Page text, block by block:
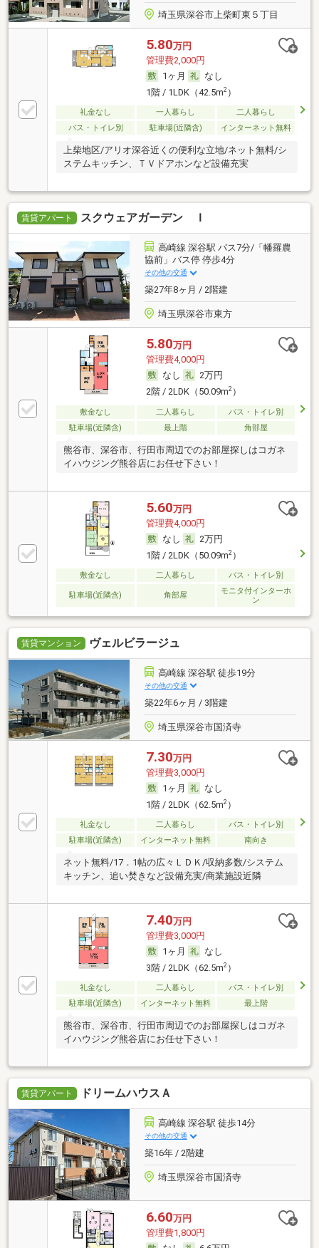
埼玉県深谷市上柴町東５丁目
5.80万円
管理費2,000円
1ヶ月
なし
1階 / 1LDK（42.5m2）
礼金なし 一人暮らし
二人暮らし
バス・トイレ別
駐車場(近隣含) インターネット無料
上柴地区/アリオ深谷近くの便利な立地/ネット無料/シ
ステムキッチン、ＴＶドアホンなど設備充実
賃貸アパート スクウェアガーデン Ｉ
高崎線 深谷駅 バス7分/「幡羅農
協前」バス停 停歩4分
その他の交通
築27年8ヶ月 / 2階建
埼玉県深谷市東方
5.80万円
管理費4,000円
なし
2万円
2階 / 2LDK（50.09m2）
敷金なし 二人暮らし
バス・トイレ別
駐車場(近隣含)
最上階 角部屋
熊谷市、深谷市、行田市周辺でのお部屋探しはコガネ
イハウジング熊谷店にお任せ下さい！
5.60万円
管理費4,000円
なし
2万円
1階 / 2LDK（50.09m2）
敷金なし 二人暮らし バス・トイレ別
駐車場(近隣含) 角部屋
モニタ付インターホ
ン
賃貸マンション ヴェルビラージュ
高崎線 深谷駅 徒歩19分
その他の交通
築22年6ヶ月 / 3階建
埼玉県深谷市国済寺
7.30万円
管理費3,000円
1ヶ月
なし
1階 / 2LDK（62.5m2）
礼金なし 二人暮らし
バス・トイレ別
駐車場(近隣含)
インターネット無料 南向き
ネット無料/17．1帖の広々ＬＤＫ/収納多数/システム
キッチン、追い焚きなど設備充実/商業施設近隣
7.40万円
管理費3,000円
1ヶ月
なし
3階 / 2LDK（62.5m2）
礼金なし 二人暮らし
バス・トイレ別
駐車場(近隣含)
インターネット無料 最上階
熊谷市、深谷市、行田市周辺でのお部屋探しはコガネ
イハウジング熊谷店にお任せ下さい！
賃貸アパート ドリームハウスＡ
高崎線 深谷駅 徒歩14分
その他の交通
築16年 / 2階建
埼玉県深谷市国済寺
6.60万円
管理費1,800円